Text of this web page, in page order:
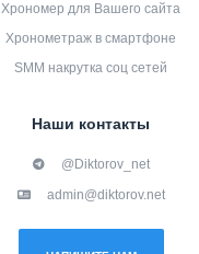
Хрономер для Вашего сайта
Хронометраж в смартфоне
SMM накрутка соц сетей
Наши контакты
@Diktorov_net
admin@diktorov.net